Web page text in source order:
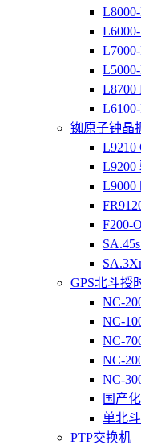
L8700
铷原子钟晶
L9210
L9200
L9000
F200-
GPS北斗授
NC-
NC-
NC-
NC-
NC-
国产
单北
PTP交换机